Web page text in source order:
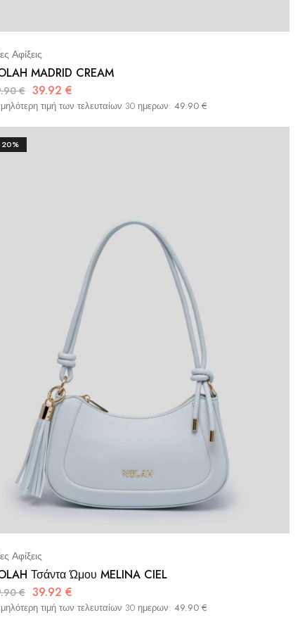
Αφίξεις
MADRID CREAM
€ 39.92 €
τιμή των τελευταίων 30 ημερων: 49.90 €
20%
Αφίξεις
Τσάντα Ώμου MELINA CIEL
€ 39.92 €
τιμή των τελευταίων 30 ημερων: 49.90 €